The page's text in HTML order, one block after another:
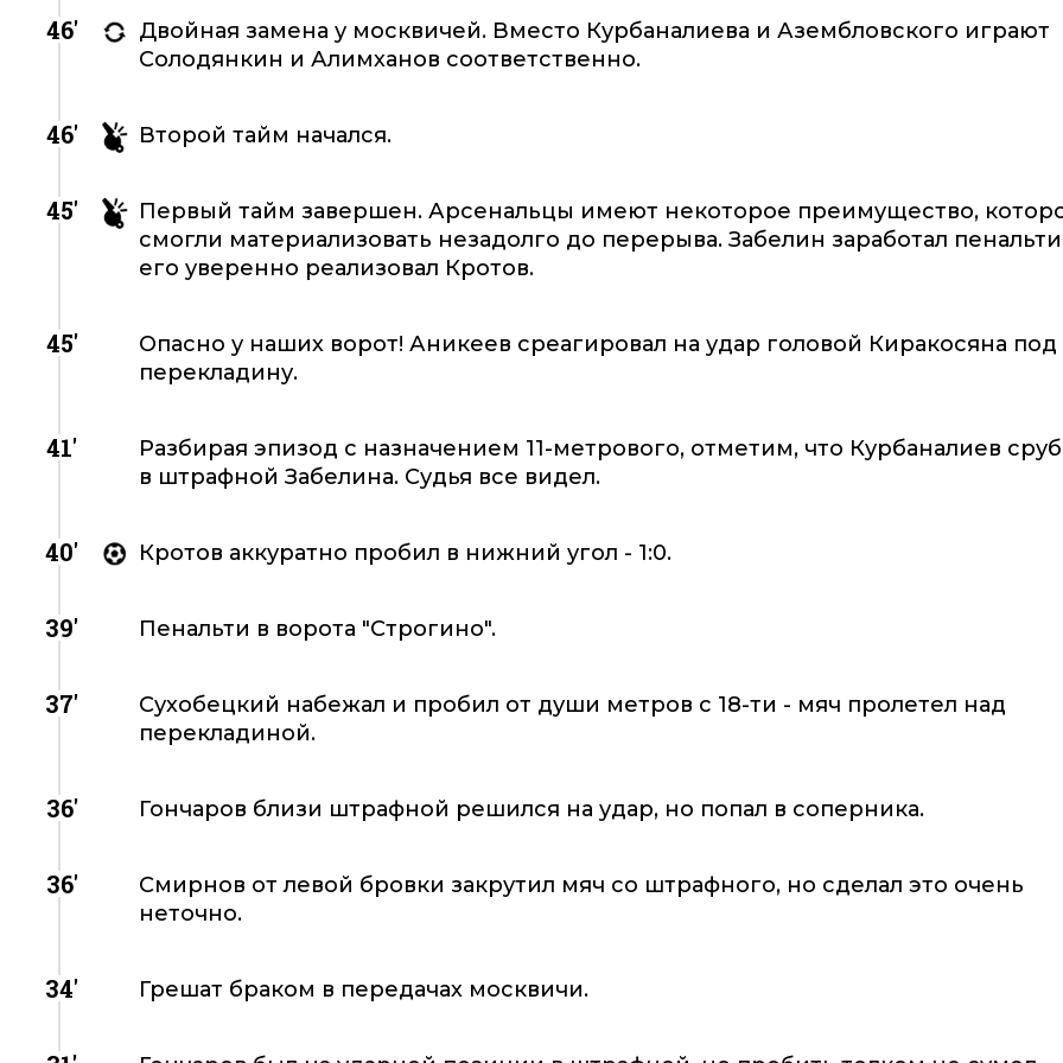
46'
Двойная замена у москвичей. Вместо Курбаналиева и Азембловского играют
Солодянкин и Алимханов соответственно.
46' Второй тайм начался.
45'
Первый тайм завершен. Арсенальцы имеют некоторое преимущество,
смогли материализовать незадолго до перерыва. Забелин заработал
его уверенно реализовал Кротов.
45'
Опасно у наших ворот! Аникеев среагировал на удар головой Киракосяна под
перекладину.
41'
Разбирая эпизод с назначением 11-метрового, отметим, что Курбаналиев
в штрафной Забелина. Судья все видел.
40' Кротов аккуратно пробил в нижний угол - 1:0.
39' Пенальти в ворота "Строгино".
37'
Сухобецкий набежал и пробил от души метров с 18-ти - мяч пролетел над
перекладиной.
36' Гончаров близи штрафной решился на удар, но попал в соперника.
36'
Смирнов от левой бровки закрутил мяч со штрафного, но сделал это очень
неточно.
34' Грешат браком в передачах москвичи.